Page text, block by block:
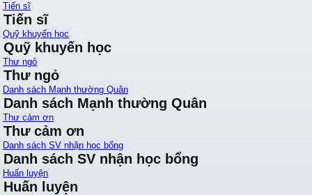
Tiến sĩ
Tiến sĩ
Quỹ khuyến học
Quỹ khuyến học
Thư ngỏ
Thư ngỏ
Danh sách Mạnh thường Quân
Danh sách Mạnh thường Quân
Thư cảm ơn
Thư cảm ơn
Danh sách SV nhận học bổng
Danh sách SV nhận học bổng
Huấn luyện
Huấn luyện